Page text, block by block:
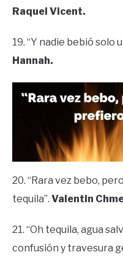
Raquel Vicent.
19. “Y nadie bebió solo
Hannah.
20. “Rara vez bebo,
tequila”. Valentin
21. “Oh tequila, agua
confusión y travesura